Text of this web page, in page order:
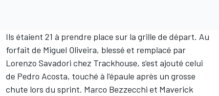
Ils étaient 21 à prendre place sur la grille de départ. Au
forfait de Miguel Oliveira, blessé et remplacé par
Lorenzo Savadori chez Trackhouse, s'est ajouté celui
de Pedro Acosta, touché à l'épaule après un grosse
chute lors du sprint. Marco Bezzecchi et Maverick